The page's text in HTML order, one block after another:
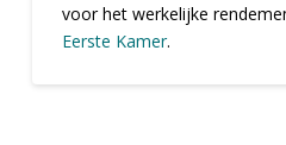
voor het werkelijke
Eerste Kamer.